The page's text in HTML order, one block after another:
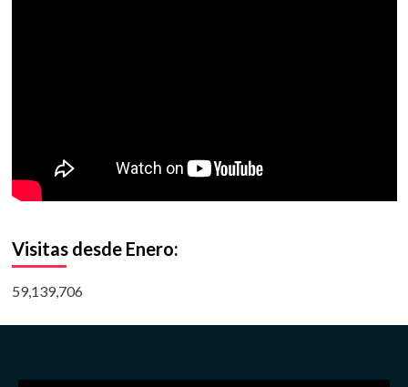
Visitas desde Enero:
59,139,706